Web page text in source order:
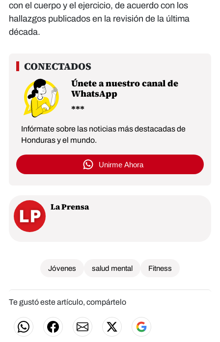
con el cuerpo y el ejercicio, de acuerdo con los
hallazgos publicados en la revisión de la última
década.
Únete a nuestro canal de
WhatsApp
Infórmate sobre las noticias más destacadas de
Honduras y el mundo.
Unirme Ahora
La Prensa
Jóvenes salud mental Fitness
Te gustó este artículo, compártelo